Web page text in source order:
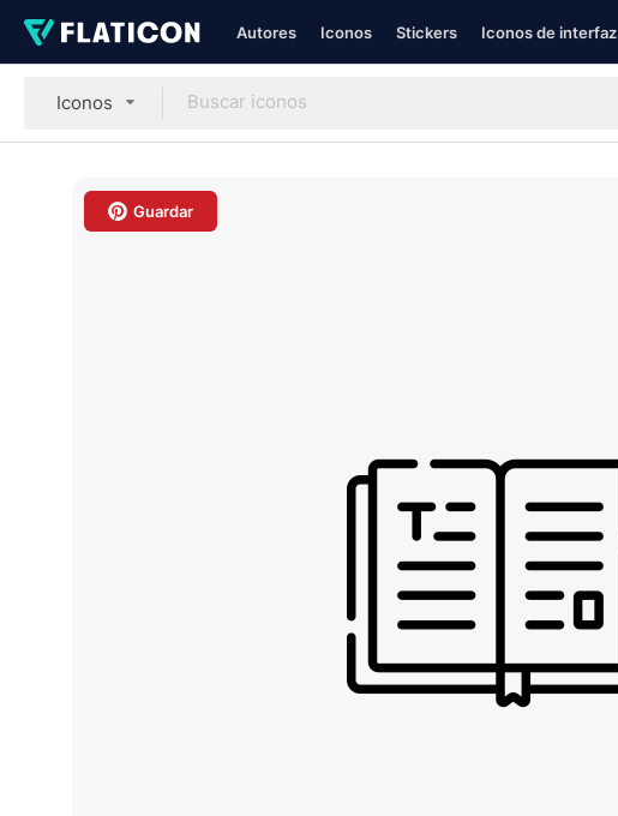
Autores Iconos Stickers Iconos de interfaz
Iconos
Guardar